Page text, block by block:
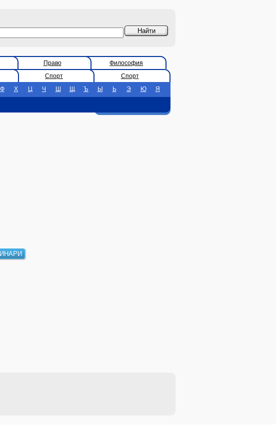
Право
Философия
Спорт
Спорт
Ф Х Ц Ч Ш Щ Ъ Ы Ь Э Ю Я